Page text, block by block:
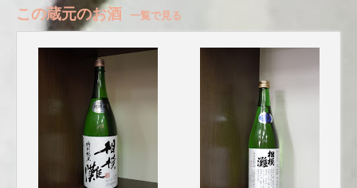
この蔵元のお酒 一覧で見る